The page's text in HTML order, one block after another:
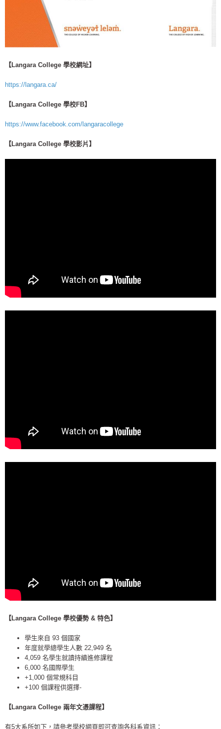
【Langara College 學校網址】
https://langara.ca/
【Langara College 學校FB】
https://www.facebook.com/langaracollege
【Langara College 學校影片】
【Langara College 學校優勢 & 特色】
學生來自 93 個國家
年度就學總學生人數 22,949 名
4,059 名學生就讀持續進修課程
6,000 名國際學生
+1,000 個常規科目
+100 個課程供選擇-
【Langara College 兩年文憑課程】
有5大系所如下，請參考學校網頁即可查詢各科系資訊：